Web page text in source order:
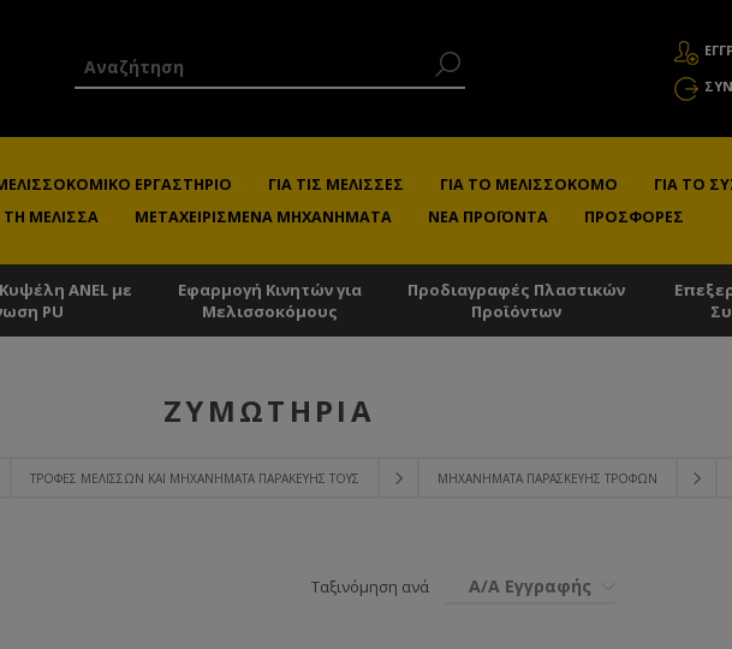
ΕΡΓΑΣΤΉΡΙΟ ΓΙΑ ΤΙΣ ΜΈΛΙΣΣΕΣ ΓΙΑ ΤΟ ΜΕΛΙΣΣΟΚΌΜΟ
ΓΙΑ ΤΟ
ΜΈΛΙΣΣΑ
ΜΕΤΑΧΕΙΡΙΣΜΈΝΑ ΜΗΧΑΝΉΜΑΤΑ ΝΈΑ ΠΡΟΪΌΝΤΑ ΠΡΟΣΦΟΡΈΣ
ANEL με
PU
Εφαρμογή Κινητών για
Μελισσοκόμους
Προδιαγραφές Πλαστικών
Προϊόντων
ΤΡΟΦΈΣ ΜΕΛΙΣΣΏΝ ΚΑΙ ΜΗΧΑΝΉΜΑΤΑ ΠΑΡΑΚΕΥΉΣ ΤΟΥΣ ΜΗΧΑΝΉΜΑΤΑ ΠΑΡΑΣΚΕΥΉΣ ΤΡΟΦΏΝ
ΖΥΜΩΤΉΡΙΑ
Ταξινόμηση ανά Α/Α Εγγραφής